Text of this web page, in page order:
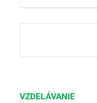
VZDELÁVANIE